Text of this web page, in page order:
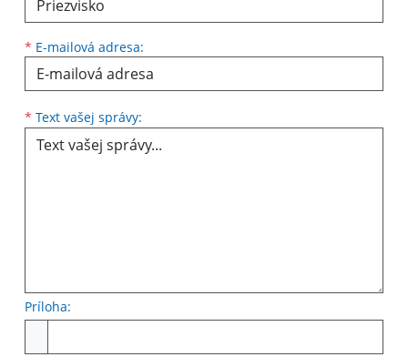
* E-mailová adresa:
* Text vašej správy:
Príloha: